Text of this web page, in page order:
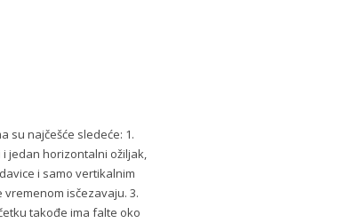
su najčešće sledeće: 1.
jedan horizontalni ožiljak,
i samo vertikalnim
isčezavaju. 3.
takođe ima falte oko